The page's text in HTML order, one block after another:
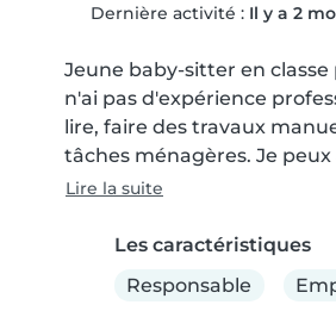
Dernière activité : Il y a 2
Jeune baby-sitter en
n'ai pas d'expérience
lire, faire des travaux
tâches ménagères. Je
Lire la suite
Les caractéristiques
Responsable